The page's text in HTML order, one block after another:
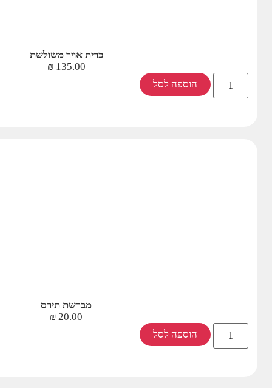
כרית אויר משולשת
135.00
₪
הוספה לסל
מברשת תירס
20.00
₪
הוספה לסל